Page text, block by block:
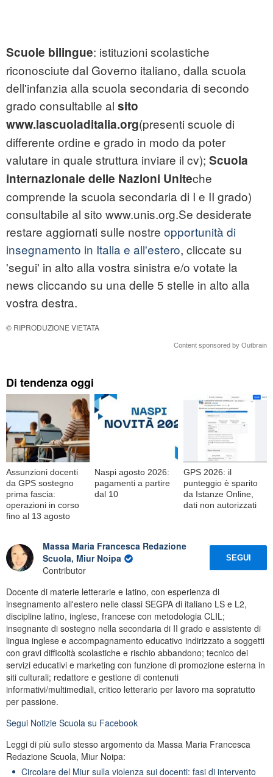
Scuole bilingue: istituzioni scolastiche
riconosciute dal Governo italiano, dalla scuola
dell'infanzia alla scuola secondaria di secondo
grado consultabile al sito
www.lascuoladitalia.org(presenti scuole di
differente ordine e grado in modo da poter
valutare in quale struttura inviare il cv); Scuola
internazionale delle Nazioni Uniteche
comprende la scuola secondaria di I e II grado)
consultabile al sito www.unis.org.Se desiderate
restare aggiornati sulle nostre opportunità di
insegnamento in Italia e all'estero, cliccate su
'segui' in alto alla vostra sinistra e/o votate la
news cliccando su una delle 5 stelle in alto alla
vostra destra.
© RIPRODUZIONE VIETATA
Content sponsored by Outbrain
Di tendenza oggi
Assunzioni docenti
da GPS sostegno
prima fascia:
operazioni in corso
fino al 13 agosto
Naspi agosto 2026:
pagamenti a partire
dal 10
GPS 2026: il
punteggio è sparito
da Istanze Online,
dati non autorizzati
Massa Maria Francesca Redazione
Scuola, Miur Noipa
Contributor
SEGUI
Docente di materie letterarie e latino, con esperienza di
insegnamento all'estero nelle classi SEGPA di italiano LS e L2,
discipline latino, inglese, francese con metodologia CLIL;
insegnante di sostegno nella secondaria di II grado e assistente di
lingua inglese e accompagnamento educativo indirizzato a soggetti
con gravi difficoltà scolastiche e rischio abbandono; tecnico dei
servizi educativi e marketing con funzione di promozione esterna in
siti culturali; redattore e gestione di contenuti
informativi/multimediali, critico letterario per lavoro ma sopratutto
per passione.
Segui Notizie Scuola su Facebook
Leggi di più sullo stesso argomento da Massa Maria Francesca
Redazione Scuola, Miur Noipa:
Circolare del Miur sulla violenza sui docenti: fasi di intervento